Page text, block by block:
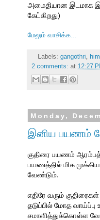
அமைதியான இடமாக
கேட்கிறது)
மேலும் வாசிக்க...
Labels: gangothri,
2 comments: at 12:27
Monday,
இனிய பயணம்
குதிரை பயணம்
பயணத்தில் மிக
வேண்டும்.
எதிரே வரும்
தடுப்பில் மோத
சமாளித்துக்கொள்ள